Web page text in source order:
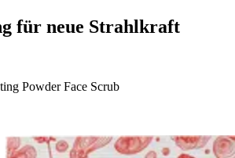
für neue Strahlkraft
Powder Face Scrub